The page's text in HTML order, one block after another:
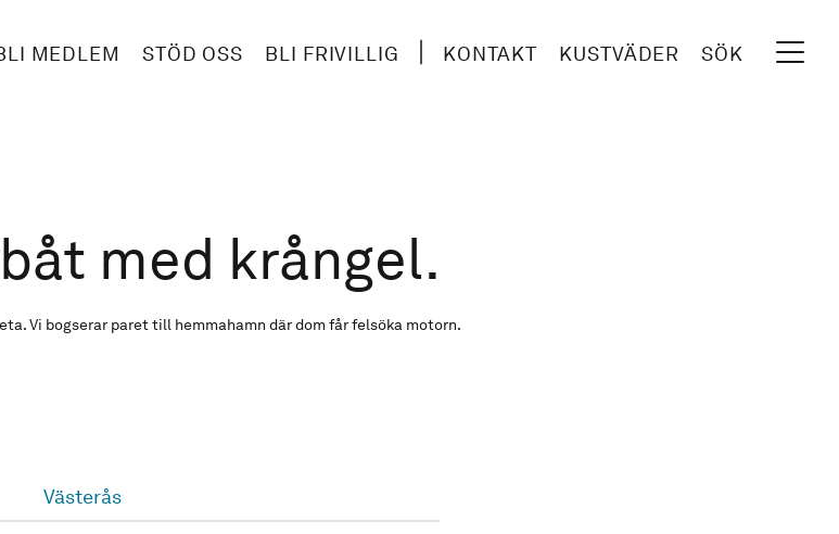
MEDLEM STÖD OSS BLI FRIVILLIG KONTAKT KUSTVÄDER SÖK
med krångel.
Vi bogserar paret till hemmahamn där dom får felsöka motorn.
Västerås